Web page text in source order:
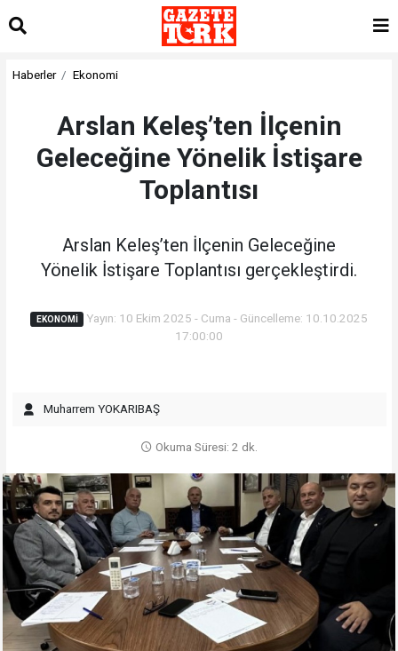
Haberler Ekonomi
Arslan Keleş’ten İlçenin
Geleceğine Yönelik İstişare
Toplantısı
Arslan Keleş’ten İlçenin Geleceğine
Yönelik İstişare Toplantısı gerçekleştirdi.
EKONOMI
Yayın: 10 Ekim 2025 - Cuma - Güncelleme: 10.10.2025
17:00:00
Muharrem YOKARIBAŞ
Okuma Süresi: 2 dk.